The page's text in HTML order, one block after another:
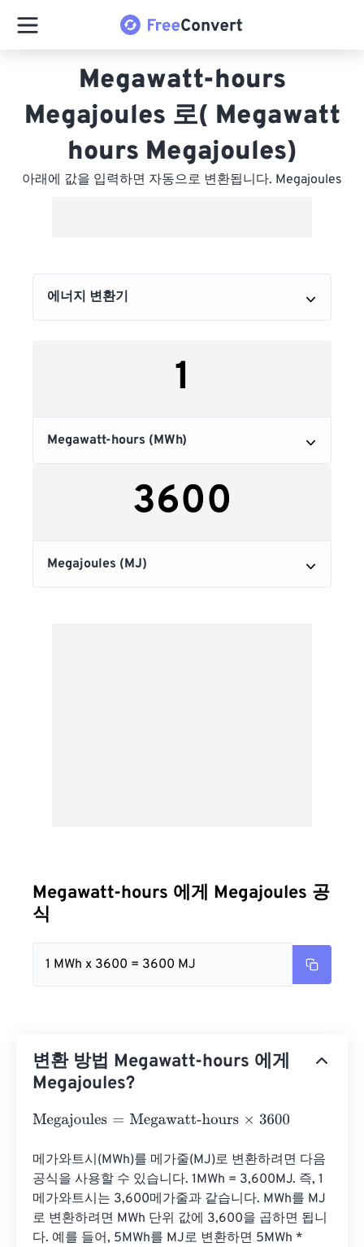
Megawatt-hours
Megajoules 로( Megawatt
hours Megajoules)
아래에 값을 입력하면 자동으로 변환됩니다. Megajoules
Megawatt-hours 에게 Megajoules 공
식
1 MWh x 3600 = 3600 MJ
변환 방법 Megawatt-hours 에게
Megajoules?
Megajoules= Megawatt-hours×3600
메가와트시(MWh)를 메가줄(MJ)로 변환하려면 다음
공식을 사용할 수 있습니다. 1MWh = 3,600MJ. 즉, 1
메가와트시는 3,600메가줄과 같습니다. MWh를 MJ
로 변환하려면 MWh 단위 값에 3,600을 곱하면 됩니
다. 예를 들어, 5MWh를 MJ로 변환하면 5MWh *